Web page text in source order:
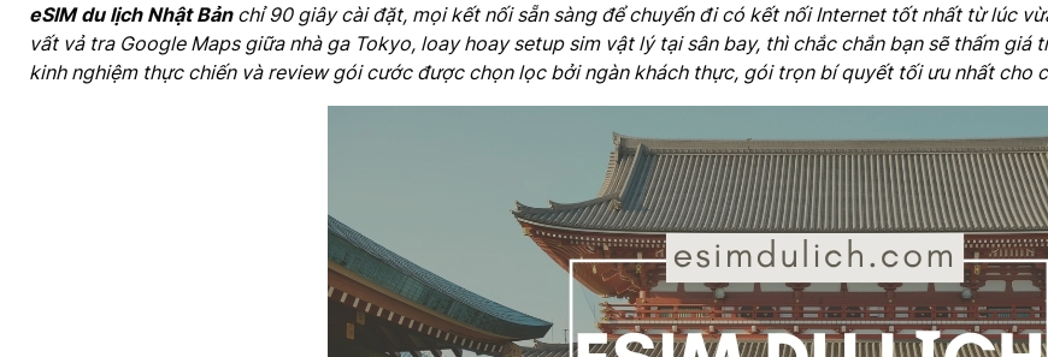
eSIM du lịch Nhật Bảnchỉ 90 giây cài đặt, mọi kết nối sẵn sàng để chuyến đi có kết nối Internet tốt nhất từ lúc
vất vả tra Google Maps giữa nhà ga Tokyo, loay hoay setup sim vật lý tại sân bay, thì chắc chắn bạn sẽ thấm giá
kinh nghiệm thực chiến và review gói cước được chọn lọc bởi ngàn khách thực, gói trọn bí quyết tối ưu nhất cho